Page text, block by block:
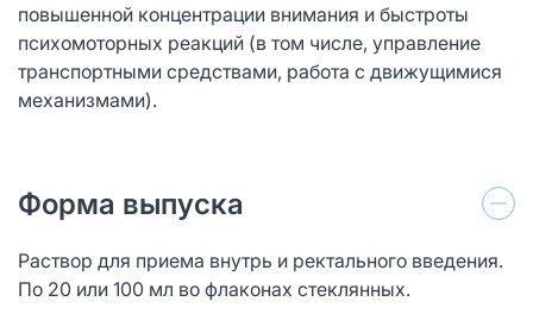
повышенной концентрации внимания и быстроты
психомоторных реакций (в том числе, управление
транспортными средствами, работа с движущимися
механизмами).
Форма выпуска
Раствор для приема внутрь и ректального введения.
По 20 или 100 мл во флаконах стеклянных.